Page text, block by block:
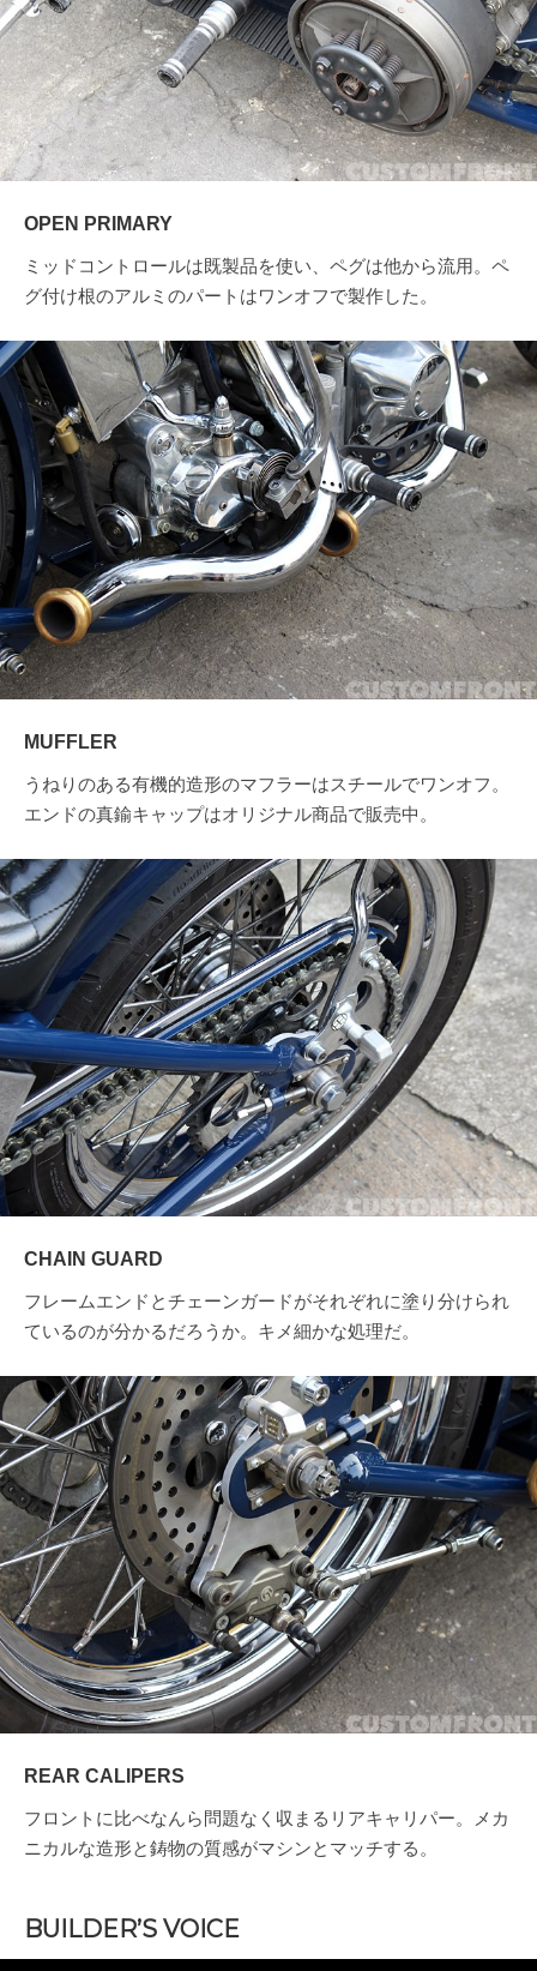
OPEN PRIMARY
ミッドコントロールは既製品を使い、ペグは他から流用。ペ
グ付け根のアルミのパートはワンオフで製作した。
MUFFLER
うねりのある有機的造形のマフラーはスチールでワンオフ。
エンドの真鍮キャップはオリジナル商品で販売中。
CHAIN GUARD
フレームエンドとチェーンガードがそれぞれに塗り分けられ
ているのが分かるだろうか。キメ細かな処理だ。
REAR CALIPERS
フロントに比べなんら問題なく収まるリアキャリパー。メカ
ニカルな造形と鋳物の質感がマシンとマッチする。
BUILDER’S VOICE